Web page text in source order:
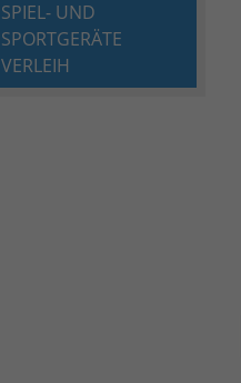
SPIEL- UND
SPORTGERÄTE
VERLEIH